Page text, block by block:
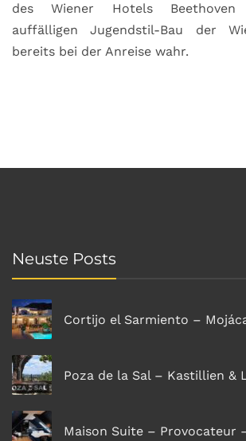
des Wiener Hotels
auffälligen Jugendstil-Bau der
bereits bei der Anreise wahr.
Neuste Posts
Cortijo el Sarmiento –
Poza de la Sal – Kastillien &
Maison Suite – Provocateur